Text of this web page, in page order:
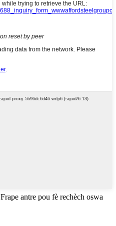
Frape antre pou fè rechèch oswa